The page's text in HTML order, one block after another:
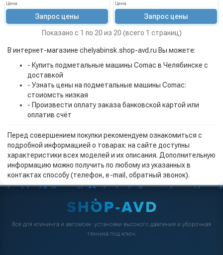
Цена
Запрос цены
Цена
Запрос цены
Показано с 1 по 20 из 20 (всего 1 страниц)
В интернет-магазине chelyabinsk.shop-avd.ru Вы можете:
- Купить подметальные машины Comac в Челябинске с
доставкой
- Узнать цены на подметальные машины Comac:
стоиомсть низкая
- Произвести оплату заказа банковской картой или
оплатив счёт
Перед совершением покупки рекомендуем ознакомиться с
подробной информацией о товарах: на сайте доступны
характеристики всех моделей и их описания. Дополнительную
информацию можно получить по любому из указанных в
контактах способу (телефон, e-mail, обратный звонок).
Всё для клининга и автомоек: установки высокого давления и уборочная
техника под ключ.